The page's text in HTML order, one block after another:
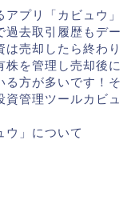
プリ「カビュウ」
過去取引履歴もデー
は売却したら終わり
株を管理し売却後に
る方が多いです！そ
管理ツールカビュ
ウ」について